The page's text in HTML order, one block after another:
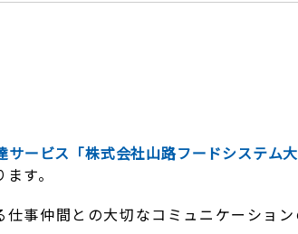
ービス「株式会社山路フードシステム大
す。
事仲間との大切なコミュニケーショ